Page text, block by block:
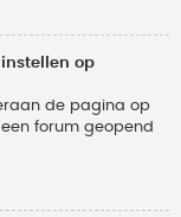
op
de pagina op
forum geopend